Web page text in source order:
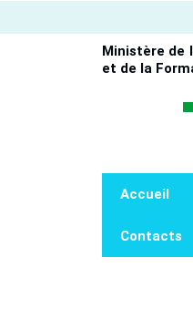
au
Ministère de
et de la
Accueil
Contacts